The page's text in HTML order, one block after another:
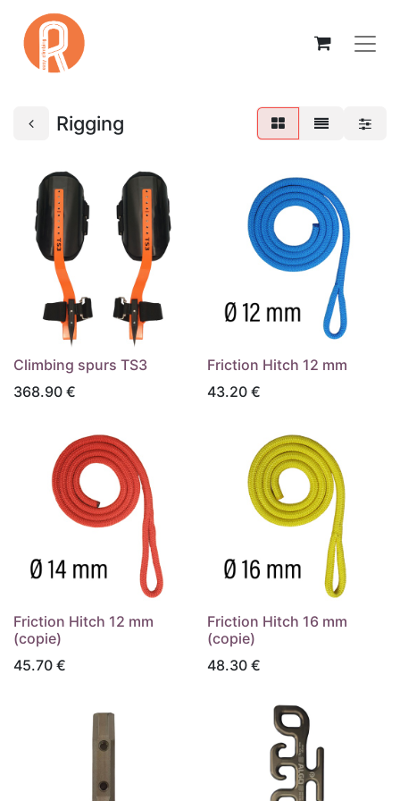
Rigging
Climbing spurs TS3
368.90 €
Friction Hitch 12 mm
43.20€
Friction Hitch 12 mm
(copie)
45.70 €
Friction Hitch 16 mm
(copie)
48.30€